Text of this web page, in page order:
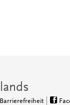
Barrierefreiheit